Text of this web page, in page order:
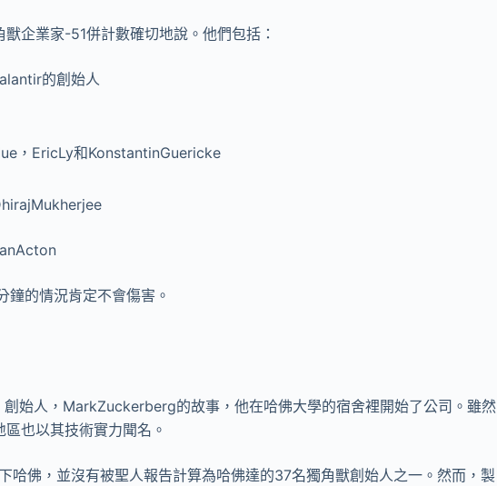
企業家-51併計數確切地說。他們包括：
的創始人
，EricLy和KonstantinGuericke
鐘的情況肯定不會傷害。
始人，MarkZuckerberg的故事，他在哈佛大學的宿舍裡開始了公司。雖然
也以其技術實力聞名。
哈佛，並沒有被聖人報告計算為哈佛達的37名獨角獸創始人之一。然而，製